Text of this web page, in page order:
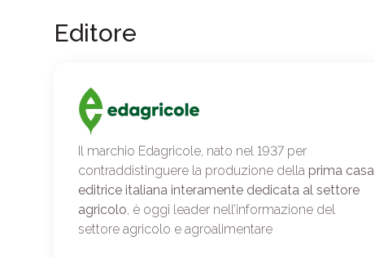
Editore
Il marchio Edagricole, nato nel 1937 per
contraddistinguere la produzione della prima casa
editrice italiana interamente dedicata al settore
agricolo, è oggi leader nell’informazione del
settore agricolo e agroalimentare